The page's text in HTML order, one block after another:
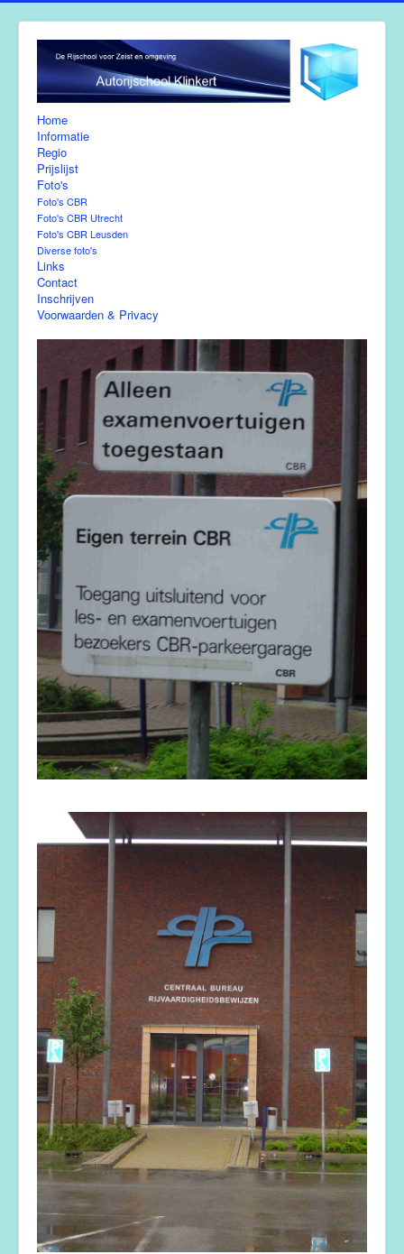
Home
Informatie
Regio
Prijslijst
Foto's
Foto's CBR
Foto's CBR Utrecht
Foto's CBR Leusden
Diverse foto's
Links
Contact
Inschrijven
Voorwaarden & Privacy